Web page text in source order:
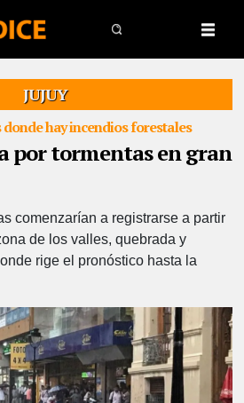
JUJUY
hay incendios forestales
por tormentas en gran
comenzarían a registrarse a partir
de los valles, quebrada y
rige el pronóstico hasta la